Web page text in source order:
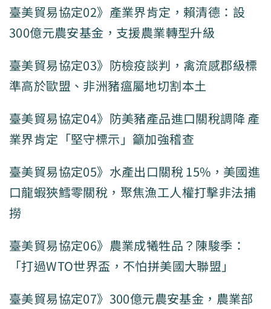
臺美貿易協定02》產業界肯定，賴清德：設
300億元農安基金，支援農業轉型升級
臺美貿易協定03》防檢疫談判，禽流感郡級標
準高於歐盟、非洲豬瘟屬地切割本土
臺美貿易協定04》防美豬產品進口關稅調降 產
業界肯定「堅守標示」籲加強稽查
臺美貿易協定05》水產出口關稅 15%，美國進
口龍蝦狹鱈零關稅，聚焦漁工人權打擊非法捕
撈
臺美貿易協定06》農業成犧牲品？陳駿季：
「打過WTO世界盃，不怕拼美國大聯盟」
臺美貿易協定07》300億元農安基金，農業部